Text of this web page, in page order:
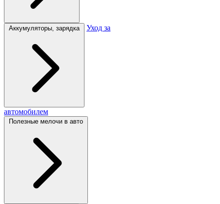
Аккумуляторы, зарядка Уход за
автомобилем
Полезные мелочи в авто